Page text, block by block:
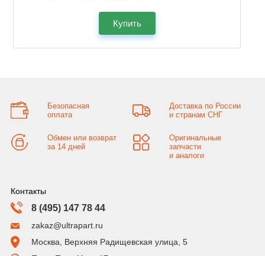
Купить
Безопасная
оплата
Доставка по России
и странам СНГ
Обмен или возврат
за 14 дней
Оригинальные
запчасти
и аналоги
Контакты
8 (495) 147 78 44
zakaz@ultrapart.ru
Москва, Верхняя Радищевская улица, 5